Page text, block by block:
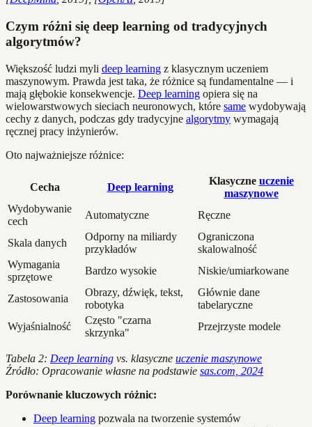
Czym różni się deep learning od tradycyjnych
algorytmów?
Większość ludzi myli deep learning z klasycznym uczeniem
maszynowym. Prawda jest taka, że różnice są fundamentalne — i
mają głębokie konsekwencje. Deep learning opiera się na
wielowarstwowych sieciach neuronowych, które same wydobywają
cechy z danych, podczas gdy tradycyjne algorytmy wymagają
ręcznej pracy inżynierów.
Oto najważniejsze różnice:
Cecha Deep learning
Klasyczne uczenie
maszynowe
Wydobywanie
cech
Automatyczne Ręczne
Skala danych
Odporny na miliardy
przykładów
Ograniczona
skalowalność
Wymagania
sprzętowe
Bardzo wysokie Niskie/umiarkowane
Zastosowania
Obrazy, dźwięk, tekst,
robotyka
Głównie dane
tabelaryczne
Wyjaśnialność
Często "czarna
skrzynka"
Przejrzyste modele
Tabela 2: Deep learning vs. klasyczne uczenie maszynowe
Źródło: Opracowanie własne na podstawie sas.com, 2024
Porównanie kluczowych różnic:
Deep learning pozwala na tworzenie systemów